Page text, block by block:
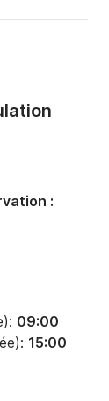
09:00
15:00
: